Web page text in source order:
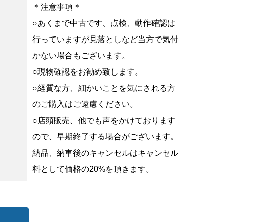
＊注意事項＊
○あくまで中古です、点検、動作確認は
行っていますが見落としなど当方で気付
かない場合もございます。
○現物確認をお勧め致します。
○経質な方、細かいことを気にされる方
のご購入はご遠慮ください。
○店頭販売、他でも声をかけております
ので、早期終了する場合がございます。
納品、納車後のキャンセルはキャンセル
料として価格の20%を頂きます。